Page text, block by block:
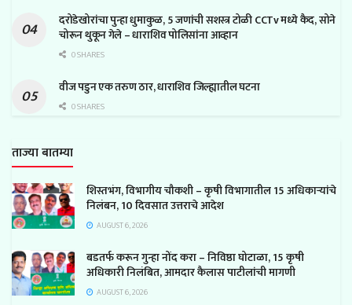
दरोडेखोरांचा पुन्हा धुमाकुळ, 5 जणांची सशस्त्र टोळी CCTv मध्ये कैद, सोने
चोरून थुकून गेले – धाराशिव पोलिसांना आव्हान
0 SHARES
वीज पडुन एक तरुण ठार, धाराशिव जिल्ह्यातील घटना
0 SHARES
ताज्या बातम्या
शिस्तभंग, विभागीय चौकशी – कृषी विभागातील 15 अधिकाऱ्यांचे
निलंबन, 10 दिवसात उत्तराचे आदेश
AUGUST 6, 2026
बडतर्फ करून गुन्हा नोंद करा – निविष्ठा घोटाळा, 15 कृषी
अधिकारी निलंबित, आमदार कैलास पाटीलांची मागणी
AUGUST 6, 2026